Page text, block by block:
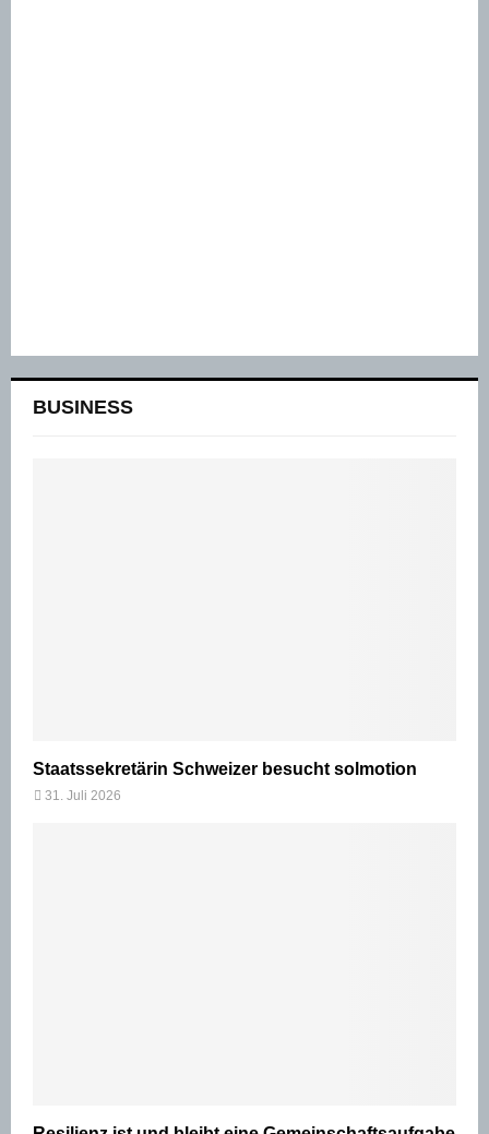
BUSINESS
Staatssekretärin Schweizer besucht solmotion
31. Juli 2026